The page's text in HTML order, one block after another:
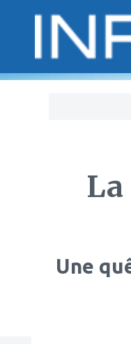
Une